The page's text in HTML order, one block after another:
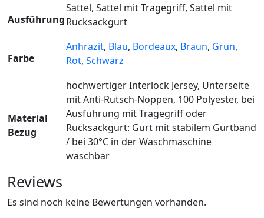
Ausführung
Sattel, Sattel mit Tragegriff, Sattel mit
Rucksackgurt
Farbe
Anhrazit, Blau, Bordeaux, Braun, Grün,
Rot, Schwarz
Material
Bezug
hochwertiger Interlock Jersey, Unterseite
mit Anti-Rutsch-Noppen, 100 Polyester, bei
Ausführung mit Tragegriff oder
Rucksackgurt: Gurt mit stabilem Gurtband
/ bei 30°C in der Waschmaschine
waschbar
Reviews
Es sind noch keine Bewertungen vorhanden.